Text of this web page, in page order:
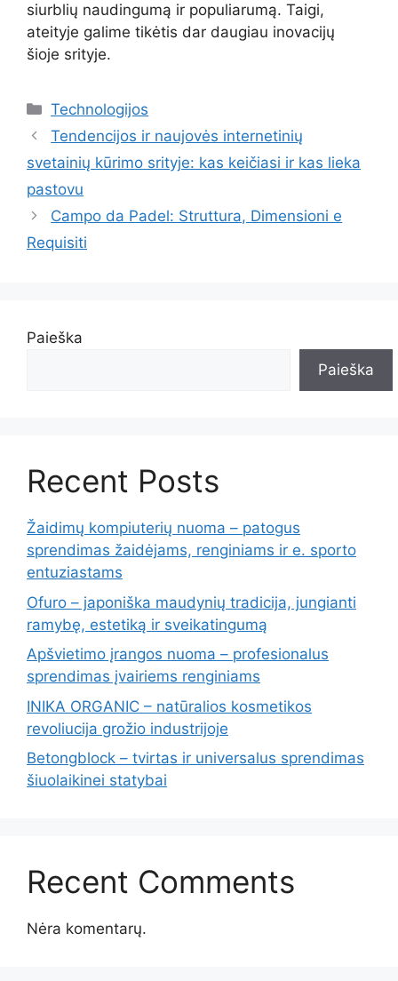
siurblių naudingumą ir populiarumą. Taigi,
ateityje galime tikėtis dar daugiau inovacijų
šioje srityje.
Kategorijos
Technologijos
Tendencijos ir naujovės internetinių
svetainių kūrimo srityje: kas keičiasi ir kas lieka
pastovu
Campo da Padel: Struttura, Dimensioni e
Requisiti
Paieška
Paieška
Recent Posts
Žaidimų kompiuterių nuoma – patogus
sprendimas žaidėjams, renginiams ir e. sporto
entuziastams
Ofuro – japoniška maudynių tradicija, jungianti
ramybę, estetiką ir sveikatingumą
Apšvietimo įrangos nuoma – profesionalus
sprendimas įvairiems renginiams
INIKA ORGANIC – natūralios kosmetikos
revoliucija grožio industrijoje
Betongblock – tvirtas ir universalus sprendimas
šiuolaikinei statybai
Recent Comments
Nėra komentarų.